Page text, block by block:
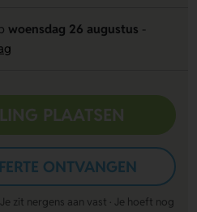
woensdag 26 augustus
PLAATSEN
ONTVANGEN
zit nergens aan vast · Je hoeft nog